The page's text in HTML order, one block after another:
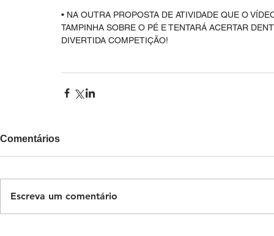
• NA OUTRA PROPOSTA DE ATIVIDADE QUE O
TAMPINHA SOBRE O PÉ E TENTARÁ ACERTAR
DIVERTIDA COMPETIÇÃO!
Comentários
Escreva um comentário